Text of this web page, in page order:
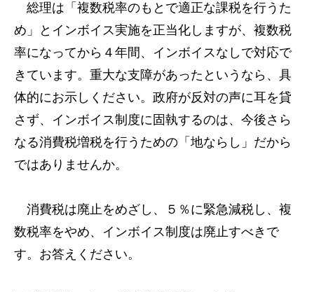
総理は「複数税率のもとで適正な課税を行うた
め」とインボイス実施を正当化しますが、複数税
率になってから４年間、インボイスなしで対応で
きています。重大な支障があったというなら、具
体的にお示しください。政府が反対の声に耳を貸
さず、インボイス制度に固執するのは、今後さら
なる消費税増税を行うための「地ならし」だから
ではありませんか。
消費税は廃止をめざし、５％に緊急減税し、複
数税率をやめ、インボイス制度は廃止すべきで
す。お答えください。